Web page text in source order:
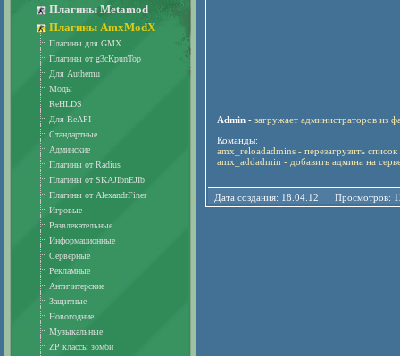
Admin - загружает администраторов из
Команды:
amx_reloadadmins - перезагрузить
amx_addadmin - добавить админа на
Дата создания: 18.04.12 Просмотров:
Плагины Metamod
Плагины AmxModX
Плагины для GMX
Плагины от g3cKpunTop
Для Authemu
Моды
ReHLDS
Для ReAPI
Стандартные
Админские
Плагины от Radius
Плагины от SKAJIbnEJIb
Плагины от AlexandrFiner
Игровые
Развлекательные
Информационные
Серверные
Рекламные
Античитерские
Защитные
Новогодние
Музыкальные
ZP классы зомби